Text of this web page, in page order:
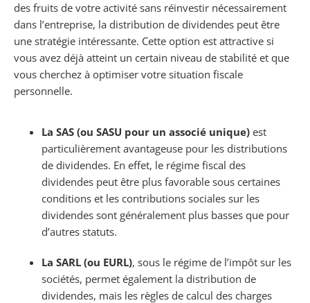
des fruits de votre activité sans réinvestir nécessairement
dans l’entreprise, la distribution de dividendes peut être
une stratégie intéressante. Cette option est attractive si
vous avez déjà atteint un certain niveau de stabilité et que
vous cherchez à optimiser votre situation fiscale
personnelle.
La SAS (ou SASU pour un associé unique) est
particulièrement avantageuse pour les distributions
de dividendes. En effet, le régime fiscal des
dividendes peut être plus favorable sous certaines
conditions et les contributions sociales sur les
dividendes sont généralement plus basses que pour
d’autres statuts.
La SARL (ou EURL), sous le régime de l’impôt sur les
sociétés, permet également la distribution de
dividendes, mais les règles de calcul des charges